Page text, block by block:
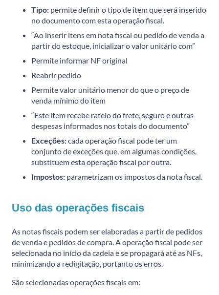
Tipo: permite definir o tipo de item que será inserido
no documento com esta operação fiscal.
“Ao inserir itens em nota fiscal ou pedido de venda a
partir do estoque, inicializar o valor unitário com”
Permite informar NF original
Reabrir pedido
Permite valor unitário menor do que o preço de
venda mínimo do item
“Este item recebe rateio do frete, seguro e outras
despesas informados nos totais do documento”
Exceções:cada operação fiscal pode ter um
conjunto de exceções que, em algumas condições,
substituem esta operação fiscal por outra.
Impostos: parametrizam os impostos da nota fiscal.
Uso das operações fiscais
As notas fiscais podem ser elaboradas a partir de pedidos
de venda e pedidos de compra. A operação fiscal pode ser
selecionada no início da cadeia e se propagará até as NFs,
minimizando a redigitação, portanto os erros.
São selecionadas operações fiscais em: